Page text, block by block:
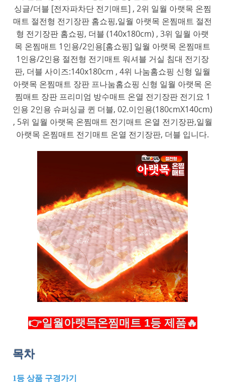
싱글/더블 [전자파차단 전기매트] , 2위 일월 아랫목 온찜
매트 절전형 전기장판 홈쇼핑,일월 아랫목 온찜매트 절전
형 전기장판 홈쇼핑, 더블 (140x180cm) , 3위 일월 아랫
목 온찜매트 1인용/2인용[홈쇼핑] 일월 아랫목 온찜매트
1인용/2인용 절전형 전기매트 워셔블 거실 침대 전기장
판, 더블 사이즈:140x180cm , 4위 나눔홈쇼핑 신형 일월
아랫목 온찜매트 장판 프나눔홈쇼핑 신형 일월 아랫목 온
찜매트 장판 프리미엄 방수매트 온열 전기장판 전기요 1
인용 2인용 슈퍼싱글 퀸 더블, 02.이인용(180cmX140cm)
, 5위 일월 아랫목 온찜매트 전기매트 온열 전기장판,일월
아랫목 온찜매트 전기매트 온열 전기장판, 더블 입니다.
👉일월아랫목온찜매트 1등 제품🔥
목차
1등 상품 구경가기